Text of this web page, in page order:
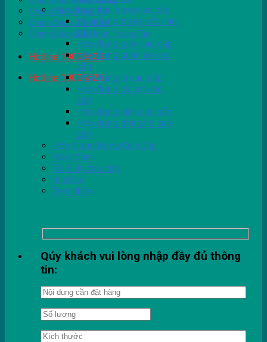
Chính Sách Thiết Kế
Chính Sách Tồn Kho
Chính Sách Bảo Mật Thông Tin
Hotline 19006525
Hotline 19006525
Hộp đựng thời trang cao cấp
Hộp đựng trang sức cao
cấp
Hộp đựng giày cao cấp
Hộp đựng quần áo cao
cấp
Hộp đựng ví cao cấp
Hộp đựng cà vạt cao
cấp
Hộp đựng kính cao cấp
Hộp đựng đồng hồ cao
cấp
Hộp Đựng Rượu Cao Cấp
Hộp Mềm
Túi giấy cao cấp
In tờ rơi
Tem nhãn
Qúy khách vui lòng nhập đầy đủ thông
tin: